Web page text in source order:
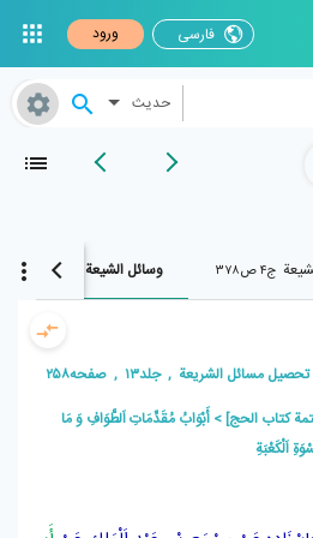
فارسی ورود
حدیث
ج۴ ص۳۷۸ وسائل الشیعة
مسائل الشریعة , جلد۱۳ , صفحه۲۵۸
كتاب الحج]
أَبْوَابُ مُقَدِّمَاتِ اَلطَّوَافِ وَ مَا